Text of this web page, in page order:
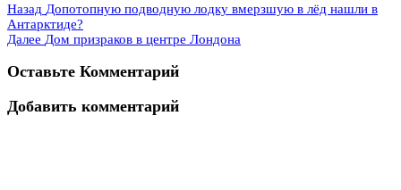
Назад Допотопную подводную лодку вмерзшую в лёд нашли в
Антарктиде?
Далее Дом призраков в центре Лондона
Оставьте Комментарий
Добавить комментарий